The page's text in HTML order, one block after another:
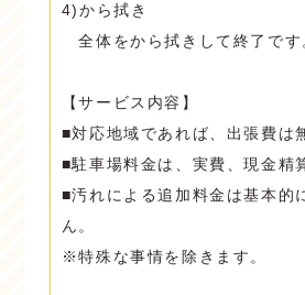
4)から拭き
全体をから拭きして終了です
【サービス内容】
■対応地域であれば、出張費は
■駐車場料金は、実費、現金精
■汚れによる追加料金は基本的
ん。
※特殊な事情を除きます。